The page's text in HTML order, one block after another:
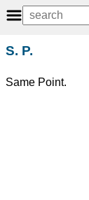
S. P.
Same Point.